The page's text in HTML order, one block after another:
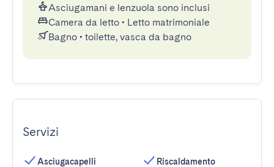
Asciugamani e lenzuola sono inclusi
Camera da letto • Letto matrimoniale
Bagno • toilette, vasca da bagno
Servizi
Asciugacapelli
Riscaldamento